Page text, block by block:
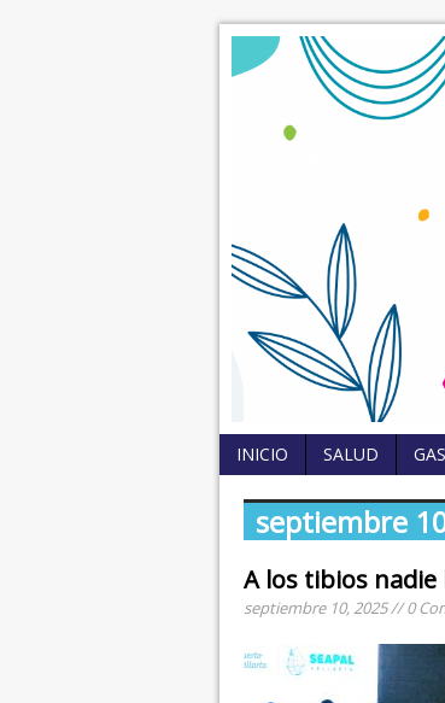
INICIO SALUD
septiembre
A los tibios
septiembre 10, 2025 // 0